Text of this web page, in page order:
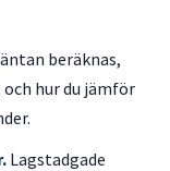
beräknas,
hur du jämför
Lagstadgade